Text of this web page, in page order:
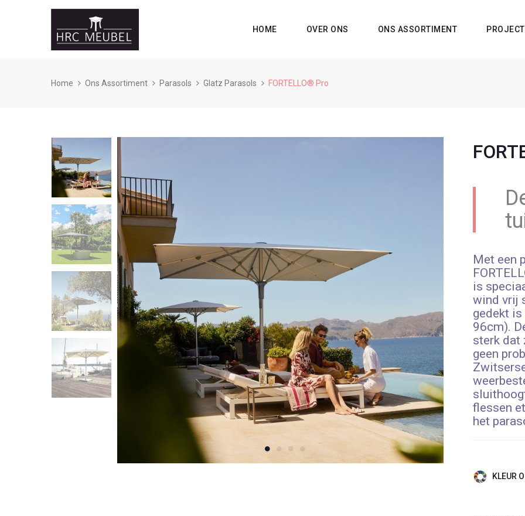
HOME OVER ONS ONS ASSORTIMENT
Home Ons Assortiment Parasols Glatz Parasols FORTELLO® Pro
Met een
is
wind vrij
gedekt
96cm).
sterk dat
geen
flessen
het
KLEUR